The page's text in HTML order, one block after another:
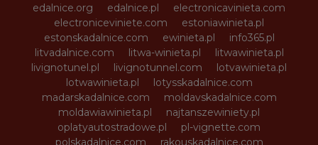
edalnice.org
edalnice.pl
electronicavinieta.com
electroniceviniete.com
estoniawinieta.pl
estonskadalnice.com
ewinieta.pl
info365.pl
litvadalnice.com
litwa-winieta.pl
litwawinieta.pl
livignotunel.pl
livignotunnel.com
lotvawinieta.pl
lotwawinieta.pl
lotysskadalnice.com
madarskadalnice.com
moldavskadalnice.com
moldawiawinieta.pl
najtanszewiniety.pl
oplatyautostradowe.pl
pl-vignette.com
polskadalnice.com
rakouskadalnice.com